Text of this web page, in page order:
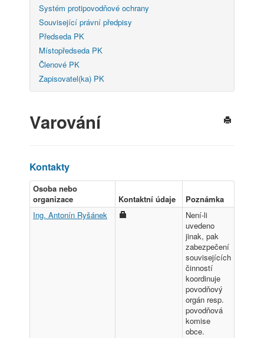
Systém protipovodňové ochrany
Související právní předpisy
Předseda PK
Místopředseda PK
Členové PK
Zapisovatel(ka) PK
Varování
Kontakty
Osoba nebo
organizace
Kontaktní údaje
Poznámka
Ing. Antonín Ryšánek
Není-li
uvedeno
jinak, pak
zabezpečení
souvisejících
činností
koordinuje
povodňový
orgán resp.
povodňová
komise
obce.